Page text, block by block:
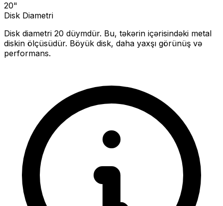
20"
Disk Diametri
Disk diametri 20 düymdür. Bu, təkərin içərisindəki metal
diskin ölçüsüdür. Böyük disk, daha yaxşı görünüş və
performans.